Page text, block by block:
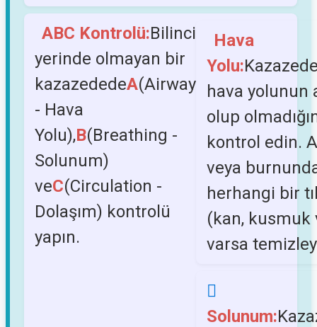
ABC Kontrolü:Bilinci
yerinde olmayan bir
kazazededeA(Airway
- Hava
Yolu),B(Breathing -
Solunum)
veC(Circulation -
Dolaşım) kontrolü
yapın.
Hava
Yolu:
hava yolunun
olup
kontrol edin.
veya
herhangi bir
(kan, kusmuk
varsa
Solunum: